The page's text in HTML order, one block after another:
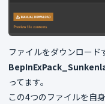
ファイルをダウンロード
ってます。
この4つのファイルを自